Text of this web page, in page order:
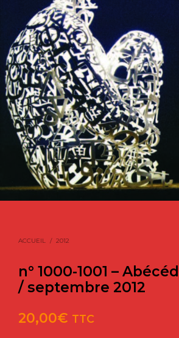
ACCUEIL / 2012
n° 1000-1001 –
/ septembre 2012
20,00€ TTC